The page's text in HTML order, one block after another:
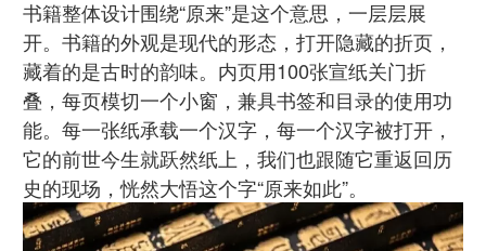
书籍整体设计围绕“原来”是这个意思，一层层展
开。书籍的外观是现代的形态，打开隐藏的折页，
藏着的是古时的韵味。内页用100张宣纸关门折
叠，每页模切一个小窗，兼具书签和目录的使用功
能。每一张纸承载一个汉字，每一个汉字被打开，
它的前世今生就跃然纸上，我们也跟随它重返回历
史的现场，恍然大悟这个字“原来如此”。